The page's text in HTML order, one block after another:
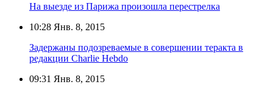
На выезде из Парижа произошла перестрелка
10:28 Янв. 8, 2015
Задержаны подозреваемые в совершении теракта в
редакции Charlie Hebdo
09:31 Янв. 8, 2015